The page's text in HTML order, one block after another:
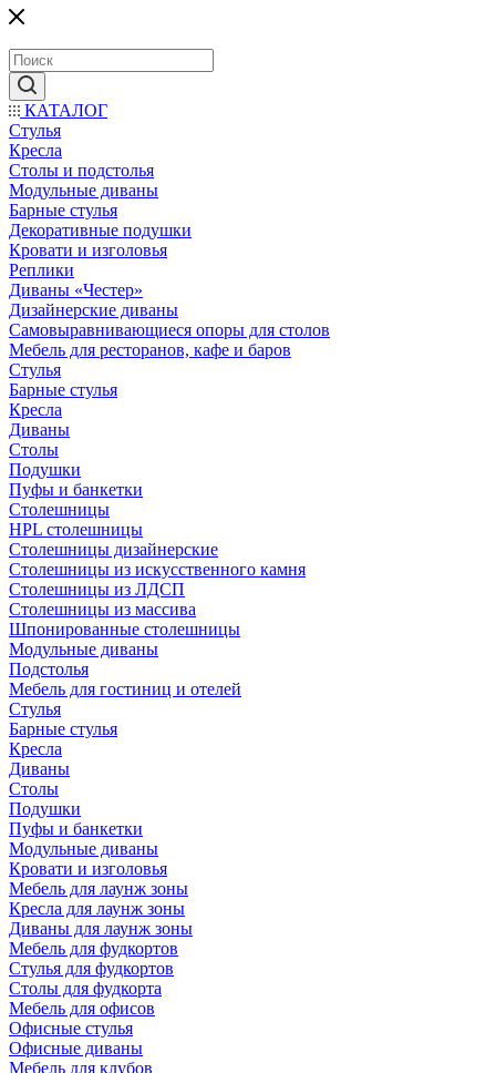
КАТАЛОГ
Стулья
Кресла
Столы и подстолья
Модульные диваны
Барные стулья
Декоративные подушки
Кровати и изголовья
Реплики
Диваны «Честер»
Дизайнерские диваны
Самовыравнивающиеся опоры для столов
Мебель для ресторанов, кафе и баров
Стулья
Барные стулья
Кресла
Диваны
Столы
Подушки
Пуфы и банкетки
Столешницы
HPL столешницы
Столешницы дизайнерские
Столешницы из искусственного камня
Столешницы из ЛДСП
Столешницы из массива
Шпонированные столешницы
Модульные диваны
Подстолья
Мебель для гостиниц и отелей
Стулья
Барные стулья
Кресла
Диваны
Столы
Подушки
Пуфы и банкетки
Модульные диваны
Кровати и изголовья
Мебель для лаунж зоны
Кресла для лаунж зоны
Диваны для лаунж зоны
Мебель для фудкортов
Стулья для фудкортов
Столы для фудкорта
Мебель для офисов
Офисные стулья
Офисные диваны
Мебель для клубов